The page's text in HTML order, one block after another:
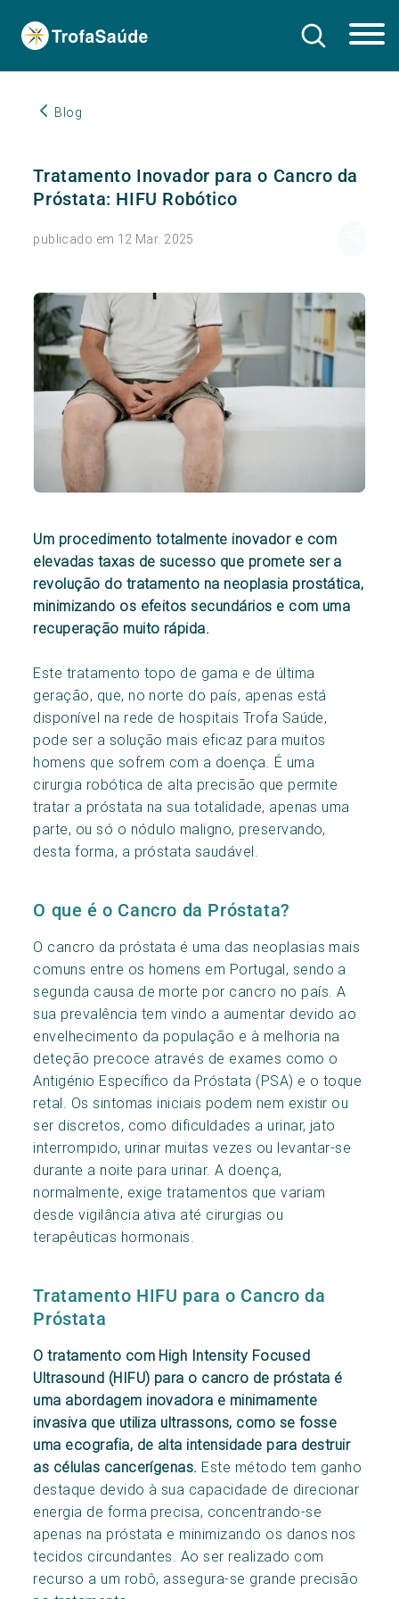
Blog
Tratamento Inovador para o Cancro da
Próstata: HIFU Robótico
publicado em 12 Mar. 2025
Um procedimento totalmente inovador e com
elevadas taxas de sucesso que promete ser a
revolução do tratamento na neoplasia prostática,
minimizando os efeitos secundários e com uma
recuperação muito rápida.
Este tratamento topo de gama e de última
geração, que, no norte do país, apenas está
disponível na rede de hospitais Trofa Saúde,
pode ser a solução mais eficaz para muitos
homens que sofrem com a doença. É uma
cirurgia robótica de alta precisão que permite
tratar a próstata na sua totalidade, apenas uma
parte, ou só o nódulo maligno, preservando,
desta forma, a próstata saudável.
O que é o Cancro da Próstata?
O cancro da próstata é uma das neoplasias mais
comuns entre os homens em Portugal, sendo a
segunda causa de morte por cancro no país. A
sua prevalência tem vindo a aumentar devido ao
envelhecimento da população e à melhoria na
deteção precoce através de exames como o
Antigénio Específico da Próstata (PSA) e o toque
retal. Os sintomas iniciais podem nem existir ou
ser discretos, como dificuldades a urinar, jato
interrompido, urinar muitas vezes ou levantar-se
durante a noite para urinar. A doença,
normalmente, exige tratamentos que variam
desde vigilância ativa até cirurgias ou
terapêuticas hormonais.
Tratamento HIFU para o Cancro da
Próstata
O tratamento com High Intensity Focused
Ultrasound (HIFU) para o cancro de próstata é
uma abordagem inovadora e minimamente
invasiva que utiliza ultrassons, como se fosse
uma ecografia, de alta intensidade para destruir
as células cancerígenas. Este método tem ganho
destaque devido à sua capacidade de direcionar
energia de forma precisa, concentrando-se
apenas na próstata e minimizando os danos nos
tecidos circundantes. Ao ser realizado com
recurso a um robô, assegura-se grande precisão